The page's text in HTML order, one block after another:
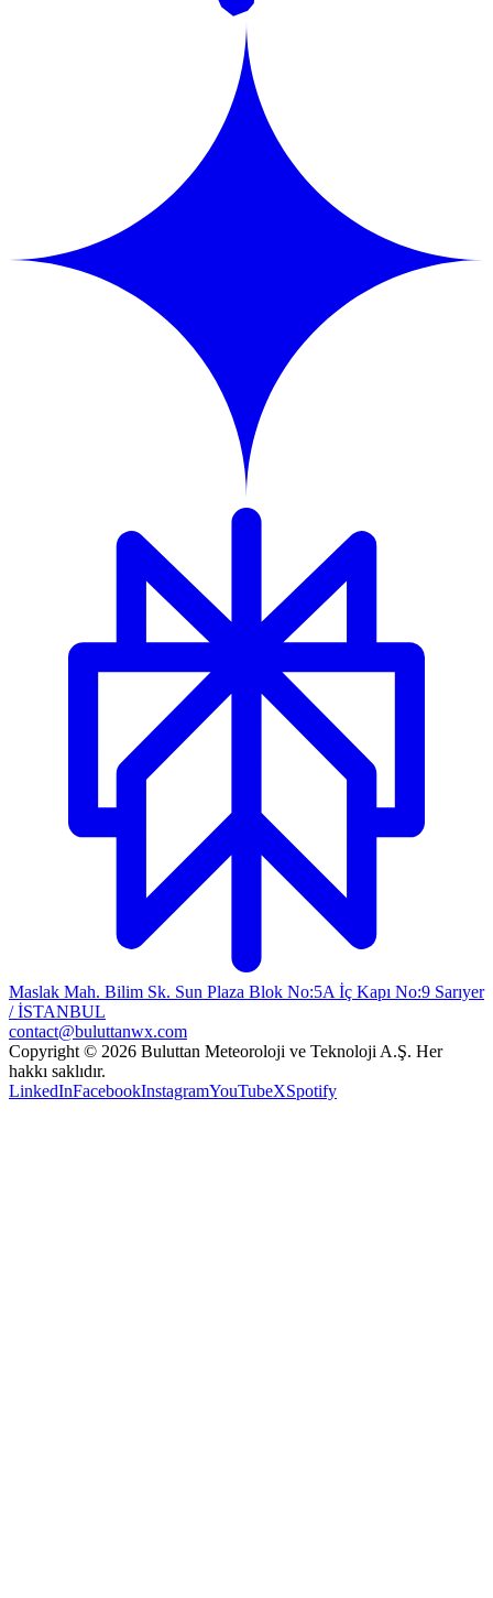
Maslak Mah. Bilim Sk. Sun Plaza Blok No:5A İç Kapı No:9 Sarıyer
/ İSTANBUL
contact@buluttanwx.com
Copyright © 2026 Buluttan Meteoroloji ve Teknoloji A.Ş. Her
hakkı saklıdır.
LinkedInFacebookInstagramYouTubeXSpotify